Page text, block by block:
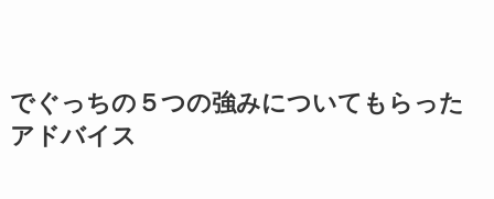
でぐっちの５つの強みについてもらった
アドバイス